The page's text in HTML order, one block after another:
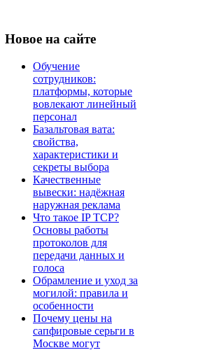
Новое на сайте
Обучение
сотрудников:
платформы, которые
вовлекают линейный
персонал
Базальтовая вата:
свойства,
характеристики и
секреты выбора
Качественные
вывески: надёжная
наружная реклама
Что такое IP TCP?
Основы работы
протоколов для
передачи данных и
голоса
Обрамление и уход за
могилой: правила и
особенности
Почему цены на
сапфировые серьги в
Москве могут